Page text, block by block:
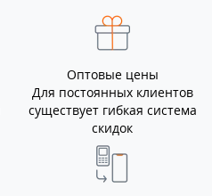
Оптовые цены
Для постоянных клиентов
существует гибкая система
скидок